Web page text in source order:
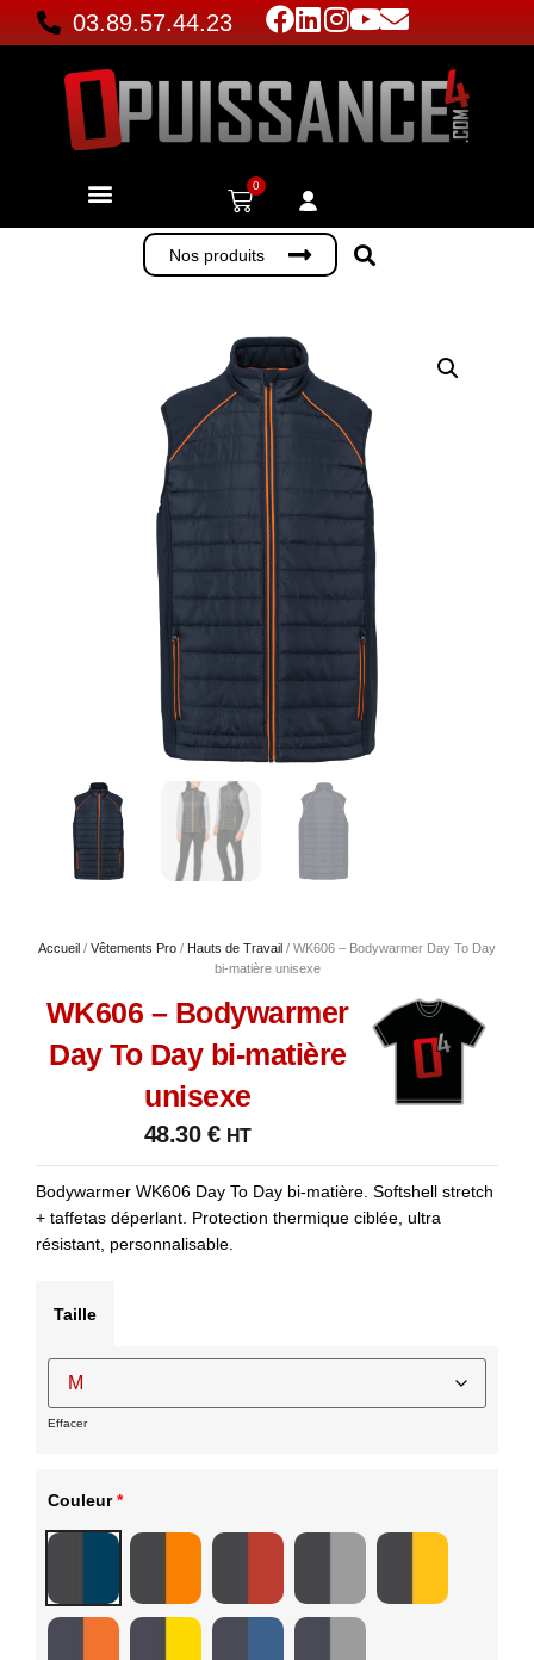
03.89.57.44.23
0
Accueil / Vêtements Pro / Hauts de Travail / WK606 – Bodywarmer Day To Day
bi-matière unisexe
WK606 – Bodywarmer
Day To Day bi-matière
unisexe
48.30 € HT
Bodywarmer WK606 Day To Day bi-matière. Softshell stretch
+ taffetas déperlant. Protection thermique ciblée, ultra
résistant, personnalisable.
Taille
Effacer
Couleur*